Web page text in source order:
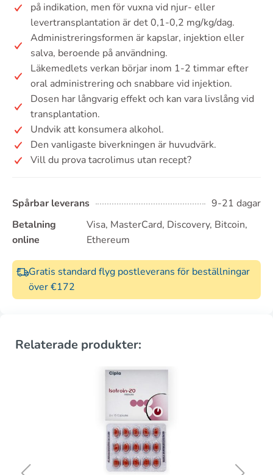
på indikation, men för vuxna vid njur- eller
levertransplantation är det 0,1-0,2 mg/kg/dag.
Administreringsformen är kapslar, injektion eller
salva, beroende på användning.
Läkemedlets verkan börjar inom 1-2 timmar efter
oral administrering och snabbare vid injektion.
Dosen har långvarig effekt och kan vara livslång vid
transplantation.
Undvik att konsumera alkohol.
Den vanligaste biverkningen är huvudvärk.
Vill du prova tacrolimus utan recept?
Spårbar leverans
9-21 dagar
Betalning
online
Visa, MasterCard, Discovery, Bitcoin,
Ethereum
Gratis standard flyg postleverans för beställningar
över €172
Relaterade produkter: